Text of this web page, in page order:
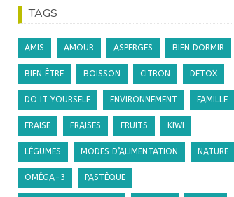
TAGS
AMIS AMOUR ASPERGES BIEN DORMIR
BIEN ÊTRE BOISSON CITRON DETOX
DO IT YOURSELF ENVIRONNEMENT FAMILLE
FRAISE FRAISES FRUITS KIWI
LÉGUMES MODES D’ALIMENTATION NATURE
OMÉGA-3 PASTÈQUE